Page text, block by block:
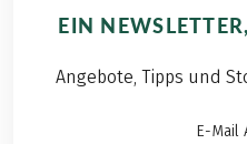
EIN
Angebote, Tipps und
E-Mail